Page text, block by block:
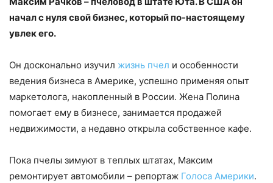
начал с нуля свой бизнес, который по-настоящему
увлек его.
Он досконально изучил жизнь пчел и особенности
ведения бизнеса в Америке, успешно применяя опыт
маркетолога, накопленный в России. Жена Полина
помогает ему в бизнесе, занимается продажей
недвижимости, а недавно открыла собственное кафе.
Пока пчелы зимуют в теплых штатах, Максим
ремонтирует автомобили – репортаж Голоса Америки.